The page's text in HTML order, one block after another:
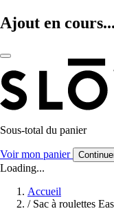
Ajout en cours...
Sous-total du panier
Voir mon panier
Loading...
Accueil
/ Sac à roulettes